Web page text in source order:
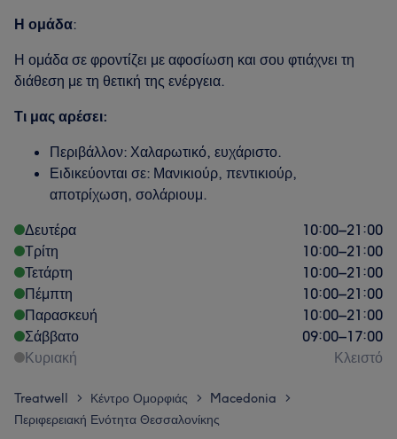
Η ομάδα:
Η ομάδα σε φροντίζει με αφοσίωση και σου φτιάχνει τη
διάθεση με τη θετική της ενέργεια.
Τι μας αρέσει:
Περιβάλλον: Χαλαρωτικό, ευχάριστο.
Ειδικεύονται σε: Μανικιούρ, πεντικιούρ,
αποτρίχωση, σολάριουμ.
Δευτέρα
10:00–21:00
Τρίτη
10:00–21:00
Τετάρτη
10:00–21:00
Πέμπτη
10:00–21:00
Παρασκευή
10:00–21:00
Σάββατο
09:00–17:00
Κυριακή
Κλειστό
Treatwell > Κέντρο Ομορφιάς > Macedonia >
Περιφερειακή Ενότητα Θεσσαλονίκης